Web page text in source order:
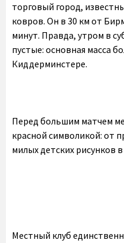
торговый город,
ковров. Он в 30 км от
минут. Правда, утром в
пустые: основная масса
Киддерминстере.
Перед большим матчем
красной символикой: от
милых детских рисунков
Местный клуб